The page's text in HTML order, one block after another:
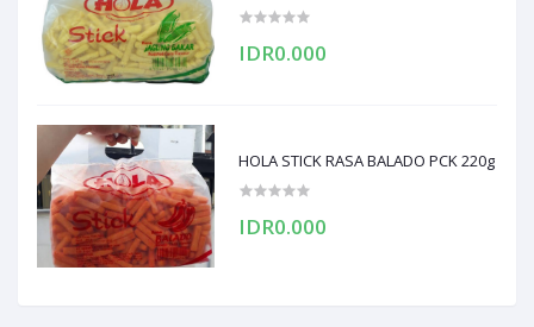
IDR0.000
HOLA STICK RASA BALADO PCK 220g
IDR0.000